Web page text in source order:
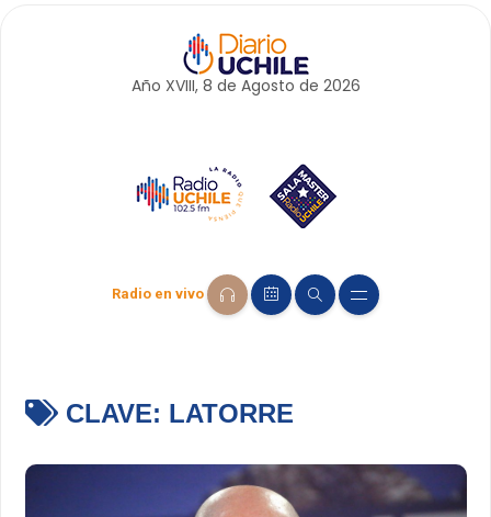
Año XVIII, 8 de Agosto de 2026
Radio en vivo
CLAVE: LATORRE